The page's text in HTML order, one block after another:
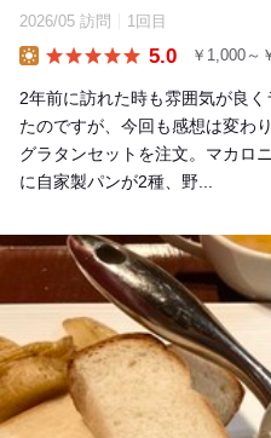
2026/05 訪問 1回目
5.0 ￥1,000～
2年前に訪れた時も雰囲気が良
たのですが、今回も感想は変わ
グラタンセットを注文。マカロ
に自家製パンが2種、野...